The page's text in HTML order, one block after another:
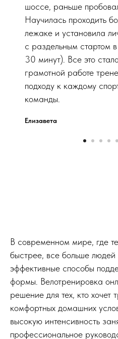
шоссе, раньше
Научилась проходить
лежаке и установила
с раздельным стартом
30 минут). Все это
грамотной работе
подходу к каждому
команды.
Елизавета
В современном мире, где
быстрее, все больше
эффективные способы
формы. Велотренировка
решение для тех, кто хочет
комфортных домашних
высокую интенсивность
профессиональное